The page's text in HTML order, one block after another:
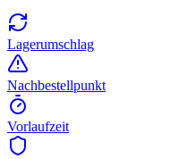
Lagerumschlag
Nachbestellpunkt
Vorlaufzeit